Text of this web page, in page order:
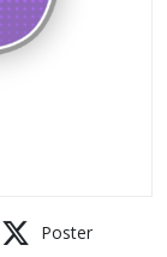
Poster